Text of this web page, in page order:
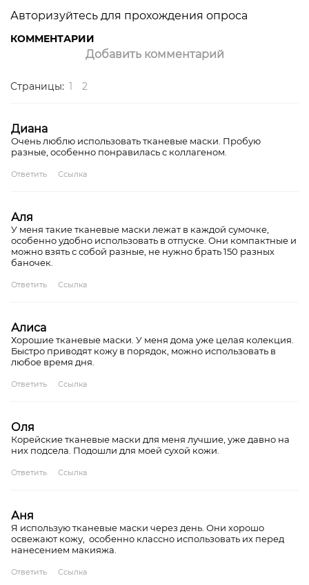
Авторизуйтесь для прохождения опроса
КОММЕНТАРИИ
Добавить комментарий
Страницы: 1 2
Диана
Очень люблю использовать тканевые маски. Пробую
разные, особенно понравилась с коллагеном.
Ответить Ссылка
Аля
У меня такие тканевые маски лежат в каждой сумочке,
особенно удобно использовать в отпуске. Они компактные и
можно взять с собой разные, не нужно брать 150 разных
баночек.
Ответить Ссылка
Алиса
Хорошие тканевые маски. У меня дома уже целая колекция.
Быстро приводят кожу в порядок, можно использовать в
любое время дня.
Ответить Ссылка
Оля
Корейские тканевые маски для меня лучшие, уже давно на
них подсела. Подошли для моей сухой кожи.
Ответить Ссылка
Аня
Я использую тканевые маски через день. Они хорошо
освежают кожу, особенно классно использовать их перед
нанесением макияжа.
Ответить Ссылка